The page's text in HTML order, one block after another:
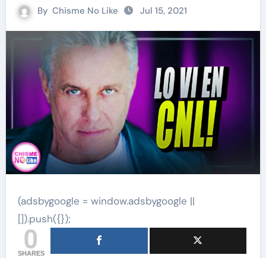
By Chisme No Like Jul 15, 2021
(adsbygoogle = window.adsbygoogle ||
[]).push({});
0
SHARES